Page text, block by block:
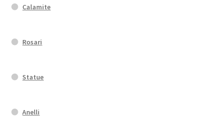
Calamite
Rosari
Statue
Anelli